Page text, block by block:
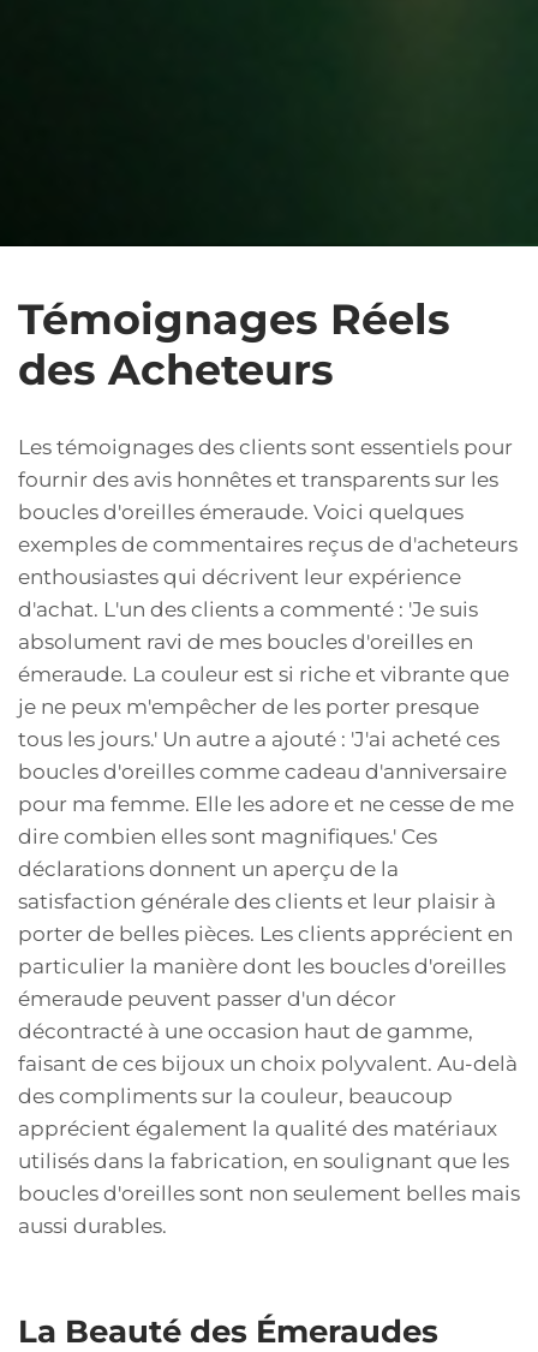
Témoignages Réels
des Acheteurs
Les témoignages des clients sont essentiels pour
fournir des avis honnêtes et transparents sur les
boucles d'oreilles émeraude. Voici quelques
exemples de commentaires reçus de d'acheteurs
enthousiastes qui décrivent leur expérience
d'achat. L'un des clients a commenté : 'Je suis
absolument ravi de mes boucles d'oreilles en
émeraude. La couleur est si riche et vibrante que
je ne peux m'empêcher de les porter presque
tous les jours.' Un autre a ajouté : 'J'ai acheté ces
boucles d'oreilles comme cadeau d'anniversaire
pour ma femme. Elle les adore et ne cesse de me
dire combien elles sont magnifiques.' Ces
déclarations donnent un aperçu de la
satisfaction générale des clients et leur plaisir à
porter de belles pièces. Les clients apprécient en
particulier la manière dont les boucles d'oreilles
émeraude peuvent passer d'un décor
décontracté à une occasion haut de gamme,
faisant de ces bijoux un choix polyvalent. Au-delà
des compliments sur la couleur, beaucoup
apprécient également la qualité des matériaux
utilisés dans la fabrication, en soulignant que les
boucles d'oreilles sont non seulement belles mais
aussi durables.
La Beauté des Émeraudes